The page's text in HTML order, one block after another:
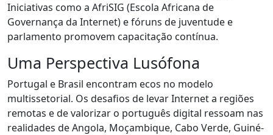
Iniciativas como a AfriSIG (Escola Africana de
Governança da Internet) e fóruns de juventude e
parlamento promovem capacitação contínua.
Uma Perspectiva Lusófona
Portugal e Brasil encontram ecos no modelo
multissetorial. Os desafios de levar Internet a regiões
remotas e de valorizar o português digital ressoam nas
realidades de Angola, Moçambique, Cabo Verde, Guiné-